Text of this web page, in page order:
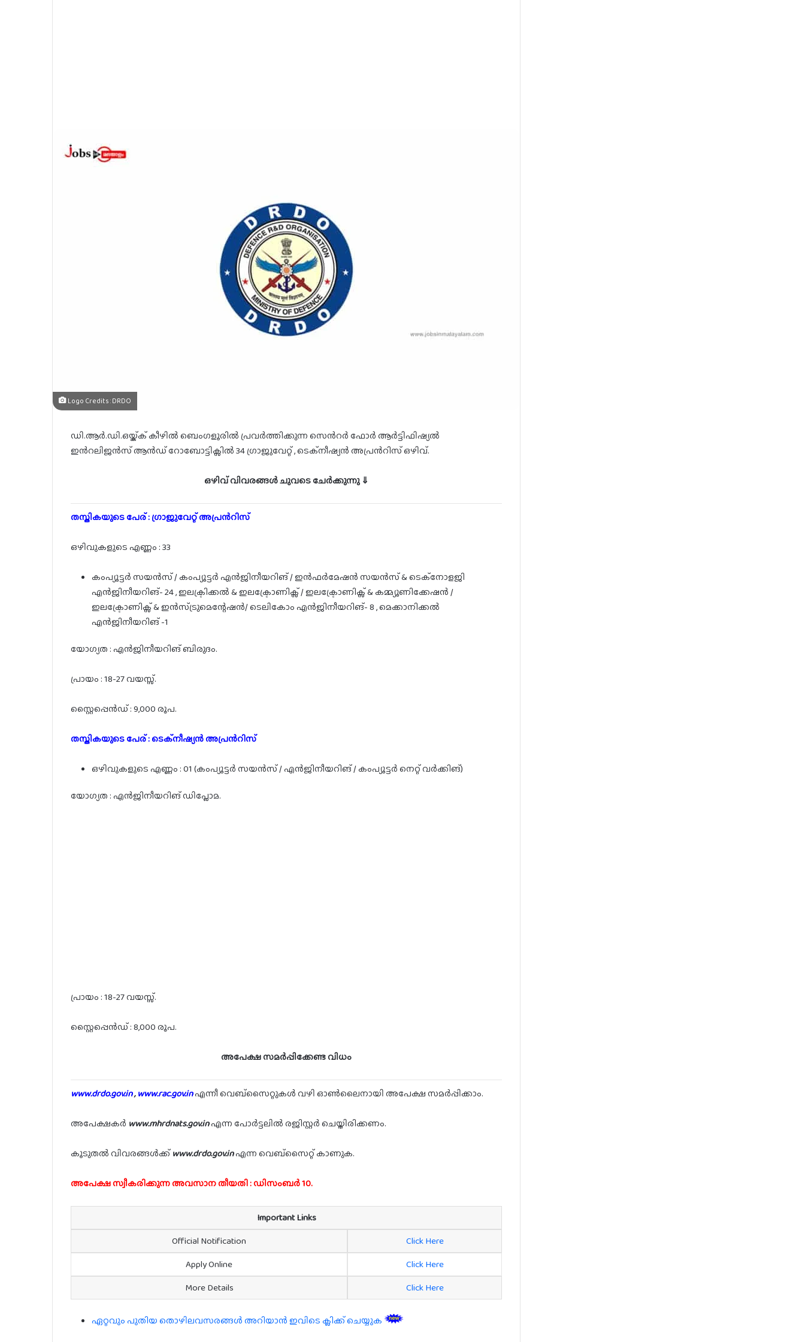
Logo Credits : DRDO
ഡി.ആർ.ഡി.ഒയ്ക്ക് കീഴിൽ ബെംഗളൂരിൽ പ്രവർത്തിക്കുന്ന സെൻറർ ഫോർ ആർട്ടിഫിഷ്യൽ
ഇൻറലിജൻസ് ആൻഡ് റോബോട്ടിക്സിൽ 34 ഗ്രാജുവേറ്റ് , ടെക്നീഷ്യൻ അപ്രൻറിസ് ഒഴിവ്.
ഒഴിവ് വിവരങ്ങൾ ചുവടെ ചേർക്കുന്നു ⇓
തസ്തികയുടെ പേര് : ഗ്രാജുവേറ്റ് അപ്രൻറിസ്
ഒഴിവുകളുടെ എണ്ണം : 33
കംപ്യൂട്ടർ സയൻസ് / കംപ്യൂട്ടർ എൻജിനീയറിങ് / ഇൻഫർമേഷൻ സയൻസ് & ടെക്നോളജി
എൻജിനീയറിങ്- 24 , ഇലക്ട്രിക്കൽ & ഇലക്ട്രോണിക്സ് / ഇലക്ട്രോണിക്സ് & കമ്മ്യൂണിക്കേഷൻ /
ഇലക്ട്രോണിക്സ് & ഇൻസ്ട്രുമെന്റേഷൻ/ ടെലികോം എൻജിനീയറിങ്- 8 , മെക്കാനിക്കൽ
എൻജിനീയറിങ് -1
യോഗ്യത : എൻജിനീയറിങ് ബിരുദം.
പ്രായം : 18-27 വയസ്സ്.
സ്റ്റൈപ്പെൻഡ് : 9,000 രൂപ.
തസ്തികയുടെ പേര് : ടെക്നീഷ്യൻ അപ്രൻറിസ്
ഒഴിവുകളുടെ എണ്ണം : 01 (കംപ്യൂട്ടർ സയൻസ് / എൻജിനീയറിങ് / കംപ്യൂട്ടർ നെറ്റ് വർക്കിങ്)
യോഗ്യത : എൻജിനീയറിങ് ഡിപ്ലോമ.
പ്രായം : 18-27 വയസ്സ്.
സ്റ്റൈപ്പെൻഡ് : 8,000 രൂപ.
അപേക്ഷ സമർപ്പിക്കേണ്ട വിധം
www.drdo.gov.in,www.rac.gov.inഎന്നീ വെബ്സൈറ്റുകൾ വഴി ഓൺലൈനായി അപേക്ഷ സമർപ്പിക്കാം.
അപേക്ഷകർ www.mhrdnats.gov.inഎന്ന പോർട്ടലിൽ രജിസ്റ്റർ ചെയ്തിരിക്കണം.
കൂടുതൽ വിവരങ്ങൾക്ക്www.drdo.gov.inഎന്ന വെബ്സൈറ്റ് കാണുക.
അപേക്ഷ സ്വീകരിക്കുന്ന അവസാന തീയതി : ഡിസംബർ 10.
Important Links
Official Notification
Click Here
Apply Online
Click Here
More Details
Click Here
ഏറ്റവും പുതിയ തൊഴിലവസരങ്ങൾ അറിയാൻ ഇവിടെ ക്ലിക്ക് ചെയ്യുക